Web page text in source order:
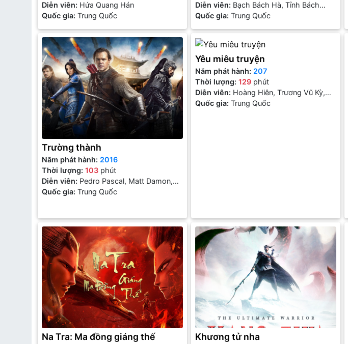
Diễn viên: Hứa Quang Hán
Quốc gia: Trung Quốc
Diễn viên: Bạch Bách Hà, Tỉnh Bách
Nhiên
Quốc gia: Trung Quốc
Trường thành
Năm phát hành: 2016
Thời lượng: 103 phút
Diễn viên: Pedro Pascal, Matt Damon,
Cảnh Điềm, Lưu Đức Hoa
Quốc gia: Trung Quốc
Yêu miêu truyện
Năm phát hành: 207
Thời lượng: 129 phút
Diễn viên: Hoàng Hiên, Trương Vũ Kỳ,
Shota Sometani
Quốc gia: Trung Quốc
Na Tra: Ma đồng giáng thế Khương tử nha